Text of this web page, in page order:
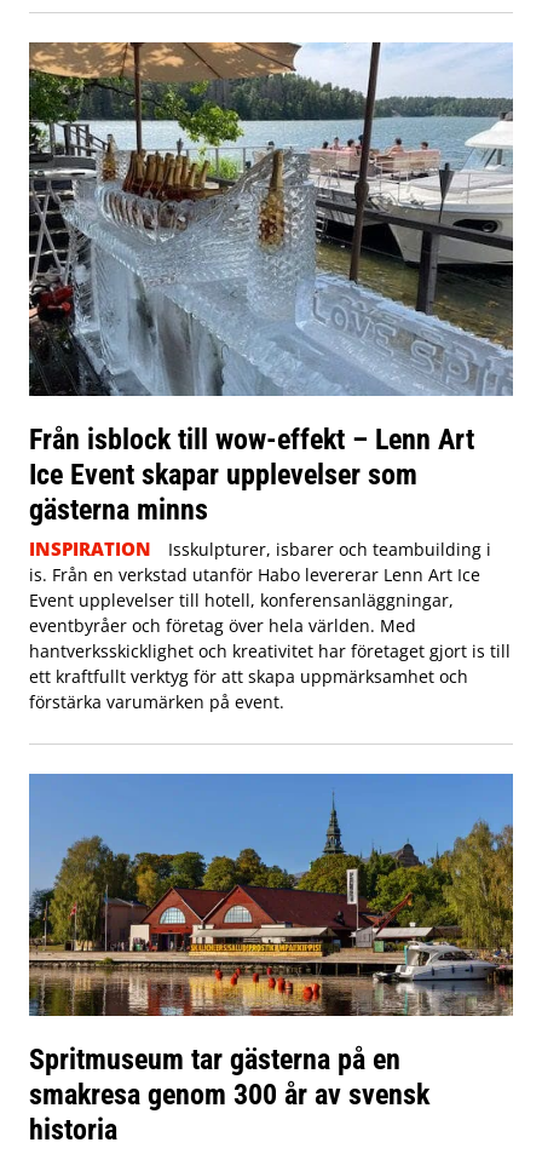
Från isblock till wow-effekt – Lenn Art
Ice Event skapar upplevelser som
gästerna minns
INSPIRATION
Isskulpturer, isbarer och teambuilding i
is. Från en verkstad utanför Habo levererar Lenn Art Ice
Event upplevelser till hotell, konferensanläggningar,
eventbyråer och företag över hela världen. Med
hantverksskicklighet och kreativitet har företaget gjort is till
ett kraftfullt verktyg för att skapa uppmärksamhet och
förstärka varumärken på event.
Spritmuseum tar gästerna på en
smakresa genom 300 år av svensk
historia